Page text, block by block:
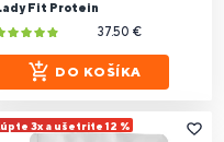
Fit Protein
37.50 €
DO KOŠÍKA
3x a ušetrite 12 %